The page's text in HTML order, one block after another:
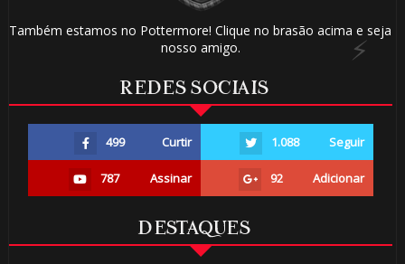
Também estamos no Pottermore! Clique no brasão acima e seja
nosso amigo.
REDES SOCIAIS
499 Curtir 1.088 Seguir
787 Assinar 92 Adicionar
DESTAQUES
🎂
🎂